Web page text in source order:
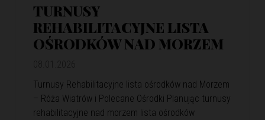
TURNUSY
REHABILITACYJNE LISTA
OŚRODKÓW NAD MORZEM
Turnusy Rehabilitacyjne lista ośrodków nad Morzem
– Róża Wiatrów i Polecane Ośrodki Planując turnusy
rehabilitacyjne nad morzem lista ośrodków